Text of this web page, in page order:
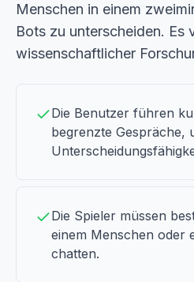
Menschen in einem
Bots zu unterscheiden. Es
wissenschaftlicher
Die Benutzer führen
begrenzte Gespräche,
Die Spieler müssen
einem Menschen oder
chatten.